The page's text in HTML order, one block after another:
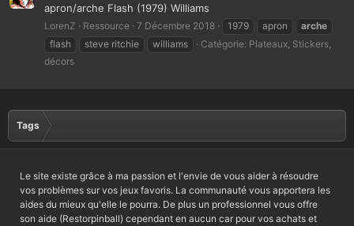
apron/arche Flash (1979) Williams
LorenZ Ressource 7 Décembre 2018 1979 apron
arche
flash
steve ritchie williams Catégorie: Plateaux, Stickers,
décors
Tags
Le site existe grâce à ma passion et l'envie de vous aider à résoudre
vos problèmes sur vos jeux favoris. La communauté vous apportera les
aides du mieux qu'elle le pourra. De plus un professionnel vous offre
son aide (Restorpinball) cependant en aucun car pour vos achats et